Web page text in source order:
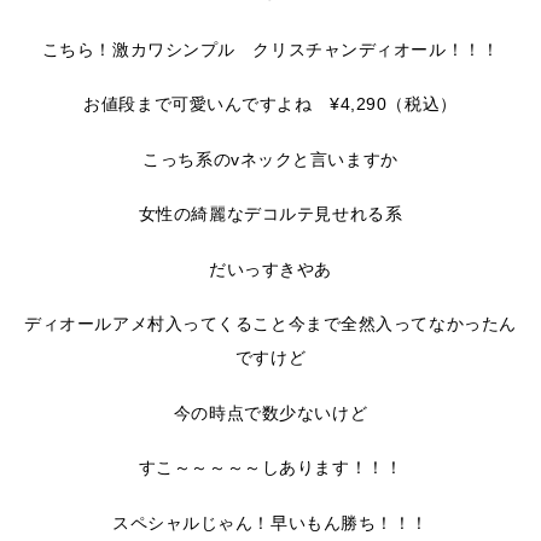
こちら！激カワシンプル クリスチャンディオール！！！
お値段まで可愛いんですよね ¥4,290（税込）
こっち系のvネックと言いますか
女性の綺麗なデコルテ見せれる系
だいっすきやあ
ディオールアメ村入ってくること今まで全然入ってなかったん
ですけど
今の時点で数少ないけど
すこ～～～～～しあります！！！
スペシャルじゃん！早いもん勝ち！！！